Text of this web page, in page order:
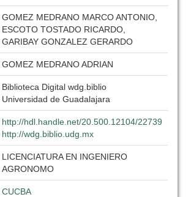
GOMEZ MEDRANO MARCO ANTONIO,
ESCOTO TOSTADO RICARDO,
GARIBAY GONZALEZ GERARDO
GOMEZ MEDRANO ADRIAN
Biblioteca Digital wdg.biblio
Universidad de Guadalajara
http://hdl.handle.net/20.500.12104/22739
http://wdg.biblio.udg.mx
LICENCIATURA EN INGENIERO
AGRONOMO
CUCBA